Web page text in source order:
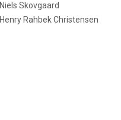
Niels Skovgaard
Henry Rahbek Christensen